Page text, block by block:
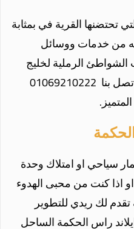
تحتضنها القرية في بمثابة
من خدمات ووسائل
الرملية لخليج
راس الحكمة، انتهز الفرصة واتصل بنا 01069210222
.
سياحي او امتلاك وحدة
اذا كنت من محبى الهدوء
تقدم لك ريدي للتطوير
راس الحكمة الساحل